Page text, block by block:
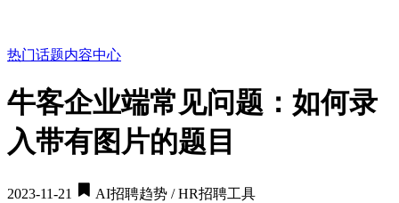
热门话题内容中心
牛客企业端常见问题：如何录
入带有图片的题目
2023-11-21
AI招聘趋势 / HR招聘工具